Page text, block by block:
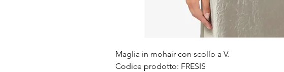
Maglia in mohair con scollo a V.
Codice prodotto: FRESIS